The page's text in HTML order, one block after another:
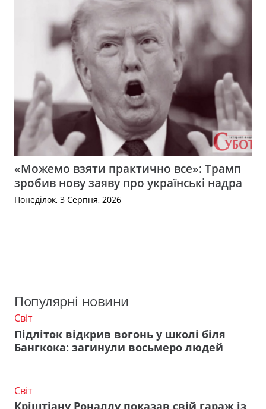
«Можемо взяти практично все»: Трамп
зробив нову заяву про українські надра
Понеділок, 3 Серпня, 2026
Популярні новини
Світ
Підліток відкрив вогонь у школі біля
Бангкока: загинули восьмеро людей
Світ